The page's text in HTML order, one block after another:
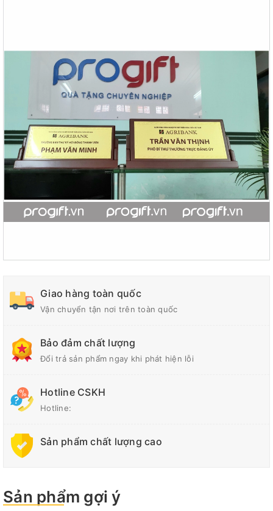
Giao hàng toàn quốc
Vận chuyển tận nơi trên toàn quốc
Bảo đảm chất lượng
Đổi trả sản phẩm ngay khi phát hiện lỗi
Hotline CSKH
Hotline:
Sản phẩm chất lượng cao
Sản phẩm gợi ý